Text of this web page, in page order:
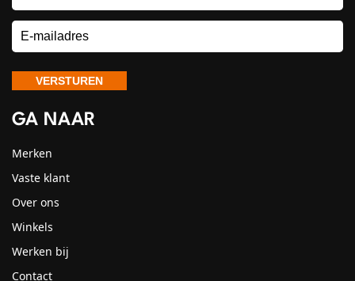
GA NAAR
Merken
Vaste klant
Over ons
Winkels
Werken bij
Contact